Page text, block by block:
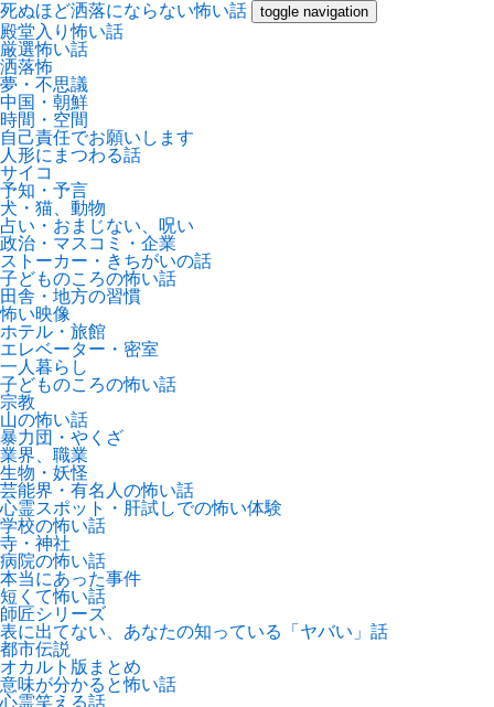
死ぬほど洒落にならない怖い話 toggle navigation
殿堂入り怖い話
厳選怖い話
洒落怖
夢・不思議
中国・朝鮮
時間・空間
自己責任でお願いします
人形にまつわる話
サイコ
予知・予言
犬・猫、動物
占い・おまじない、呪い
政治・マスコミ・企業
ストーカー・きちがいの話
子どものころの怖い話
田舎・地方の習慣
怖い映像
ホテル・旅館
エレベーター・密室
一人暮らし
子どものころの怖い話
宗教
山の怖い話
暴力団・やくざ
業界、職業
生物・妖怪
芸能界・有名人の怖い話
心霊スポット・肝試しでの怖い体験
学校の怖い話
寺・神社
病院の怖い話
本当にあった事件
短くて怖い話
師匠シリーズ
表に出てない、あなたの知っている「ヤバい」話
都市伝説
オカルト版まとめ
意味が分かると怖い話
心霊笑える話